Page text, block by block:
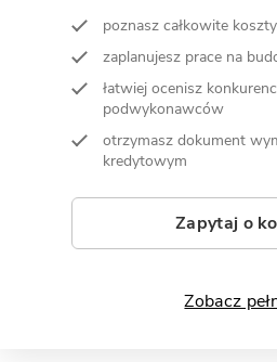
poznasz całkowite
zaplanujesz prace na
łatwiej ocenisz
podwykonawców
otrzymasz dokument
kredytowym
Zapytaj o
Zobacz